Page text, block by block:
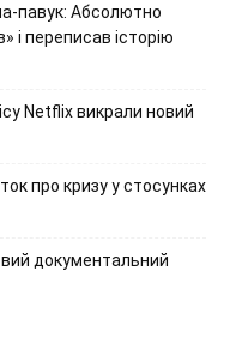
павук: Абсолютно
і переписав історію
Netflix викрали новий
про кризу у стосунках
документальний